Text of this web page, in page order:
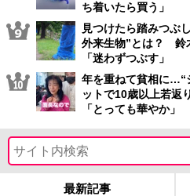
ち着いたら買う」
見つけたら踏みつぶ
外来生物”とは？ 鈴
「迷わずつぶす」
年を重ねて貧相に…“
ットで10歳以上若返
「とっても華やか」
最新記事